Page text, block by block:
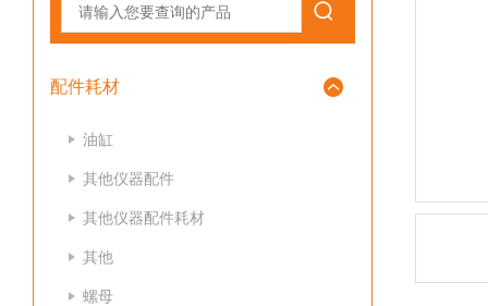
配件耗材
油缸
其他仪器配件
其他仪器配件耗材
其他
螺母